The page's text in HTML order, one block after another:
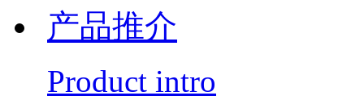
产品推介
Product intro